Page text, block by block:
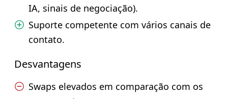
IA, sinais de negociação).
Suporte competente com vários canais de
contato.
Desvantagens
Swaps elevados em comparação com os